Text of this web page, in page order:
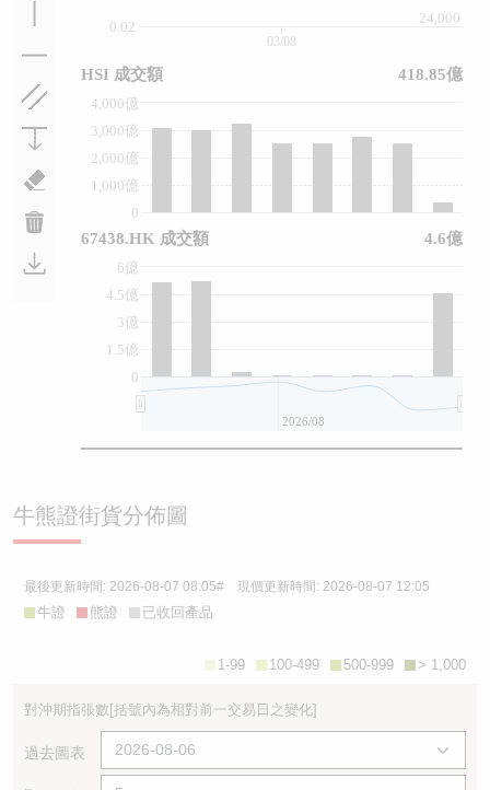
0.02
24,000
0
1,000億
2,000億
3,000億
4,000億
0
1.5億
3億
4.5億
6億
03/08
2026/08
HSI 成交額 418.85億
67438.HK 成交額 4.6億
牛熊證街貨分佈圖
最後更新時間: 2026-08-07 08:05# 現價更新時間: 2026-08-07 12:05
牛證 熊證 已收回產品
> 1,000
500-999
100-499
1-99
對沖期指張數[括號內為相對前一交易日之變化]
過去圖表